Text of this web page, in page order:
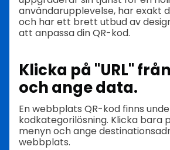
användarupplevelse, har exakt
och har ett brett utbud av
att anpassa din QR-kod.
Klicka på "URL"
och ange data.
En webbplats QR-kod finns
kodkategorilösning. Klicka bara
menyn och ange
webbplats.